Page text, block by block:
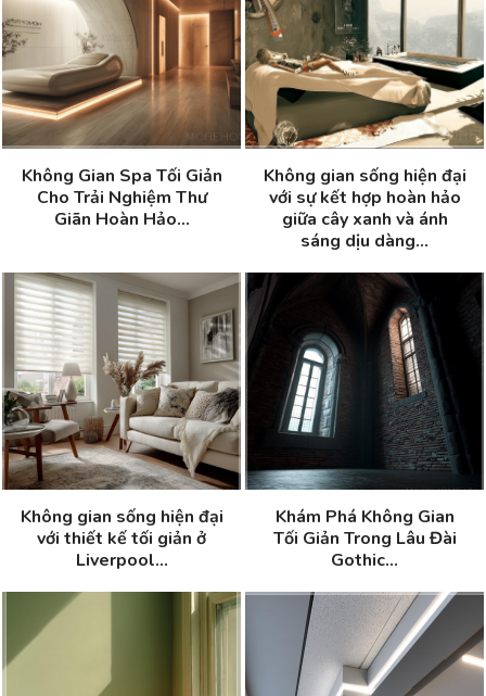
Không Gian Spa Tối Giản
Cho Trải Nghiệm Thư
Giãn Hoàn Hảo...
Không gian sống hiện đại
với sự kết hợp hoàn hảo
giữa cây xanh và ánh
sáng dịu dàng...
Không gian sống hiện đại
với thiết kế tối giản ở
Liverpool...
Khám Phá Không Gian
Tối Giản Trong Lâu Đài
Gothic...